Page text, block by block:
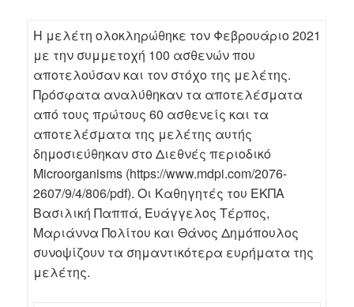
Η μελέτη ολοκληρώθηκε τον Φεβρουάριο 2021
με την συμμετοχή 100 ασθενών που
αποτελούσαν και τον στόχο της μελέτης.
Πρόσφατα αναλύθηκαν τα αποτελέσματα
από τους πρώτους 60 ασθενείς και τα
αποτελέσματα της μελέτης αυτής
δημοσιεύθηκαν στο Διεθνές περιοδικό
Microorganisms (https://www.mdpi.com/2076-
2607/9/4/806/pdf). Οι Καθηγητές του ΕΚΠΑ
Βασιλική Παππά, Ευάγγελος Τέρπος,
Μαριάννα Πολίτου και Θάνος Δημόπουλος
συνοψίζουν τα σημαντικότερα ευρήματα της
μελέτης.